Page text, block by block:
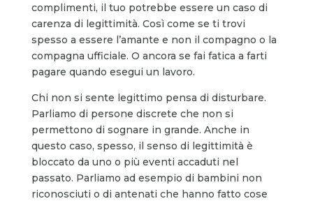
complimenti, il tuo potrebbe essere un caso di
carenza di legittimità. Così come se ti trovi
spesso a essere l’amante e non il compagno o la
compagna ufficiale. O ancora se fai fatica a farti
pagare quando esegui un lavoro.
Chi non si sente legittimo pensa di disturbare.
Parliamo di persone discrete che non si
permettono di sognare in grande. Anche in
questo caso, spesso, il senso di legittimità è
bloccato da uno o più eventi accaduti nel
passato. Parliamo ad esempio di bambini non
riconosciuti o di antenati che hanno fatto cose